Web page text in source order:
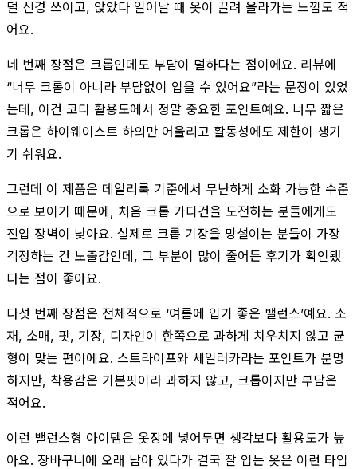
덜 신경 쓰이고, 앉았다 일어날 때 옷이 끌려 올라가는 느낌도 적
어요.
네 번째 장점은 크롭인데도 부담이 덜하다는 점이에요. 리뷰에
“너무 크롭이 아니라 부담없이 입을 수 있어요”라는 문장이 있었
는데, 이건 코디 활용도에서 정말 중요한 포인트예요. 너무 짧은
크롭은 하이웨이스트 하의만 어울리고 활동성에도 제한이 생기
기 쉬워요.
그런데 이 제품은 데일리룩 기준에서 무난하게 소화 가능한 수준
으로 보이기 때문에, 처음 크롭 가디건을 도전하는 분들에게도
진입 장벽이 낮아요. 실제로 크롭 기장을 망설이는 분들이 가장
걱정하는 건 노출감인데, 그 부분이 많이 줄어든 후기가 확인됐
다는 점이 좋아요.
다섯 번째 장점은 전체적으로 ‘여름에 입기 좋은 밸런스’예요. 소
재, 소매, 핏, 기장, 디자인이 한쪽으로 과하게 치우치지 않고 균
형이 맞는 편이에요. 스트라이프와 세일러카라는 포인트가 분명
하지만, 착용감은 기본핏이라 과하지 않고, 크롭이지만 부담은
적어요.
이런 밸런스형 아이템은 옷장에 넣어두면 생각보다 활용도가 높
아요. 장바구니에 오래 남아 있다가 결국 잘 입는 옷은 이런 타입